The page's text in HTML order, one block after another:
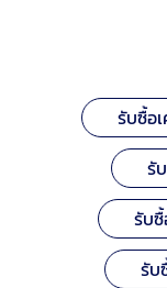
รับซื้อ
รั
รับ
รับ